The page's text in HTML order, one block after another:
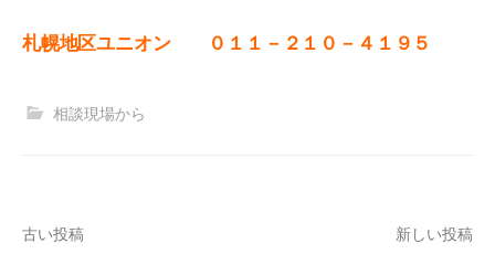
札幌地区ユニオン ０１１－２１０－４１９５
相談現場から
投
古い投稿 新しい投稿